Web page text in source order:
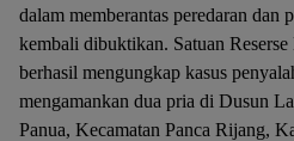
dalam memberantas peredaran dan
kembali dibuktikan. Satuan
berhasil mengungkap kasus
mengamankan dua pria di Dusun
Panua, Kecamatan Panca Rijang,